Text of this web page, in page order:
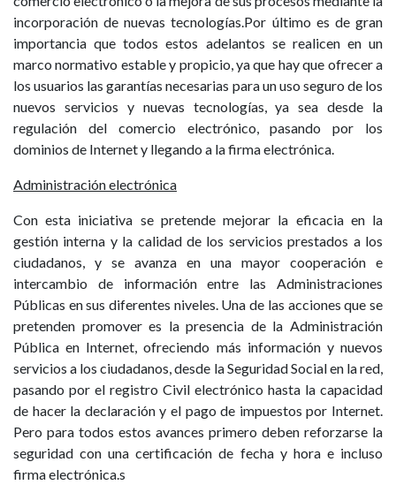
incorporación de nuevas tecnologías.Por último es de gran
importancia que todos estos adelantos se realicen en un
marco normativo estable y propicio, ya que hay que ofrecer a
los usuarios las garantías necesarias para un uso seguro de los
nuevos servicios y nuevas tecnologías, ya sea desde la
regulación del comercio electrónico, pasando por los
dominios de Internet y llegando a la firma electrónica.
Administración electrónica
Con esta iniciativa se pretende mejorar la eficacia en la
gestión interna y la calidad de los servicios prestados a los
ciudadanos, y se avanza en una mayor cooperación e
intercambio de información entre las Administraciones
Públicas en sus diferentes niveles. Una de las acciones que se
pretenden promover es la presencia de la Administración
Pública en Internet, ofreciendo más información y nuevos
servicios a los ciudadanos, desde la Seguridad Social en la red,
pasando por el registro Civil electrónico hasta la capacidad
de hacer la declaración y el pago de impuestos por Internet.
Pero para todos estos avances primero deben reforzarse la
seguridad con una certificación de fecha y hora e incluso
firma electrónica.s